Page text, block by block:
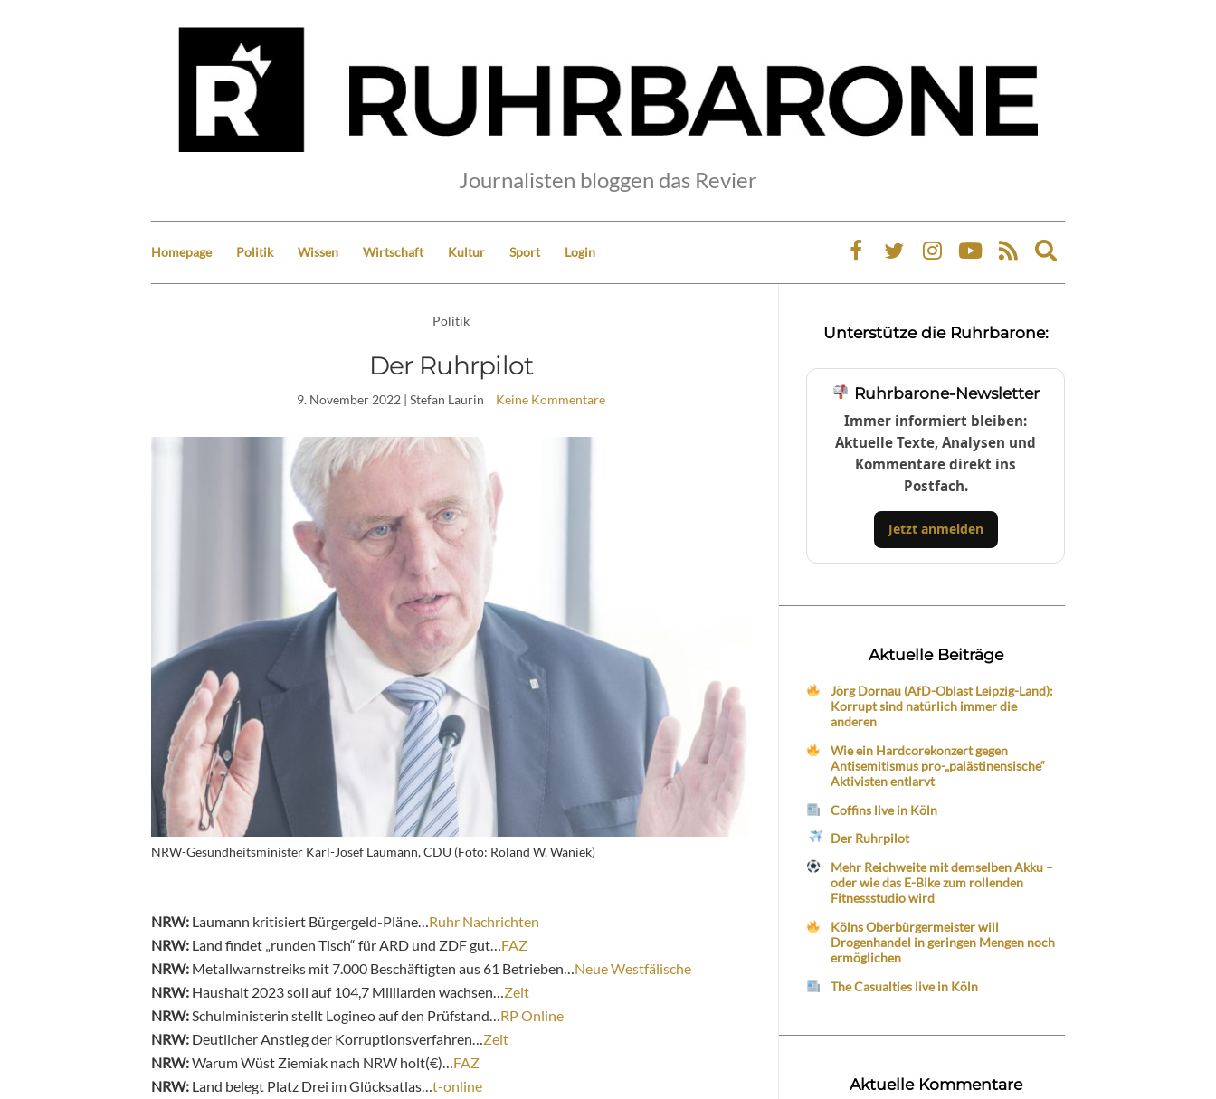
Journalisten bloggen das Revier
Homepage Politik Wissen Wirtschaft Kultur Sport Login
Expand
search
Politik
Der Ruhrpilot
9. November 2022 | Stefan Laurin Keine Kommentare
NRW-Gesundheitsminister Karl-Josef Laumann, CDU (Foto: Roland W. Waniek)
NRW: Laumann kritisiert Bürgergeld-Pläne… Ruhr Nachrichten
NRW: Land findet „runden Tisch“ für ARD und ZDF gut… FAZ
NRW: Metallwarnstreiks mit 7.000 Beschäftigten aus 61 Betrieben… Neue Westfälische
NRW: Haushalt 2023 soll auf 104,7 Milliarden wachsen… Zeit
NRW: Schulministerin stellt Logineo auf den Prüfstand… RP Online
NRW: Deutlicher Anstieg der Korruptionsverfahren… Zeit
NRW:Warum Wüst Ziemiak nach NRW holt(€)… FAZ
NRW: Land belegt Platz Drei im Glücksatlas… t-online
Unterstütze die Ruhrbarone:
Ruhrbarone-Newsletter
Immer informiert bleiben:
Aktuelle Texte, Analysen und
Kommentare direkt ins
Postfach.
Jetzt anmelden
Aktuelle Beiträge
Jörg Dornau (AfD-Oblast Leipzig-Land):
Korrupt sind natürlich immer die
anderen
Wie ein Hardcorekonzert gegen
Antisemitismus pro-„palästinensische“
Aktivisten entlarvt
Coffins live in Köln
Der Ruhrpilot
Mehr Reichweite mit demselben Akku –
oder wie das E-Bike zum rollenden
Fitnessstudio wird
Kölns Oberbürgermeister will
Drogenhandel in geringen Mengen noch
ermöglichen
The Casualties live in Köln
Aktuelle Kommentare